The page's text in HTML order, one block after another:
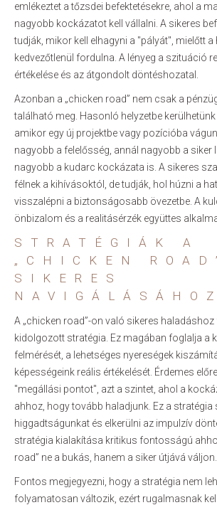
emlékeztet a tőzsdei befektetésekre, ahol a
nagyobb kockázatot kell vállalni. A sikeres
tudják, mikor kell elhagyni a "pályát", mielőtt a
kedvezőtlenül fordulna. A lényeg a szituáció
értékelése és az átgondolt döntéshozatal.
Azonban a „chicken road” nem csak a
található meg. Hasonló helyzetbe kerülhetünk
amikor egy új projektbe vagy pozícióba
nagyobb a felelősség, annál nagyobb a siker
nagyobb a kudarc kockázata is. A sikeres
félnek a kihívásoktól, de tudják, hol húzni a
visszalépni a biztonságosabb övezetbe. A
önbizalom és a realitásérzék együttes
STRATÉGIÁK A
„CHICKEN
SIKERES
NAVIGÁLÁSÁHOZ
A „chicken road”-on való sikeres haladáshoz
kidolgozott stratégia. Ez magában foglalja a
felmérését, a lehetséges nyereségek
képességeink reális értékelését. Érdemes
"megállási pontot", azt a szintet, ahol a
ahhoz, hogy tovább haladjunk. Ez a stratégia
higgadtságunkat és elkerülni az impulzív
stratégia kialakítása kritikus fontosságú
road” ne a bukás, hanem a siker útjává váljon.
Fontos megjegyezni, hogy a stratégia nem
folyamatosan változik, ezért rugalmasnak